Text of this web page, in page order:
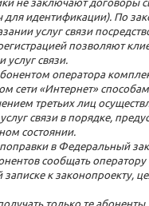
не заключают договоры
для идентификации). По
услуг связи
позволяют
услуг связи.
оператора
сети «Интернет»
третьих лиц
связи в порядке,
состоянии.
в Федеральный
сообщать
к законопроекту,